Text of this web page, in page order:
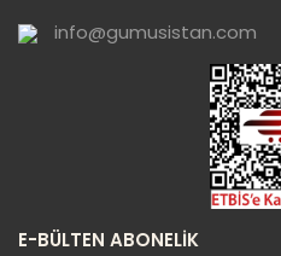
info@gumusistan.com
E-BÜLTEN ABONELİK